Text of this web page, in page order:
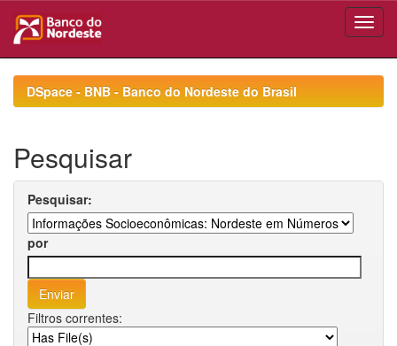
navigationDSpace - BNB - Banco do Nordeste do Brasil
Pesquisar
Pesquisar:
por
Filtros correntes: